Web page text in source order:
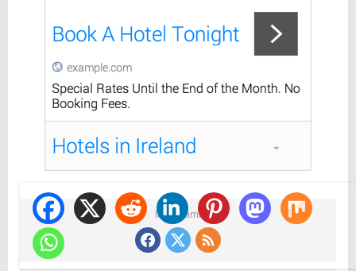
Ikuti Kami